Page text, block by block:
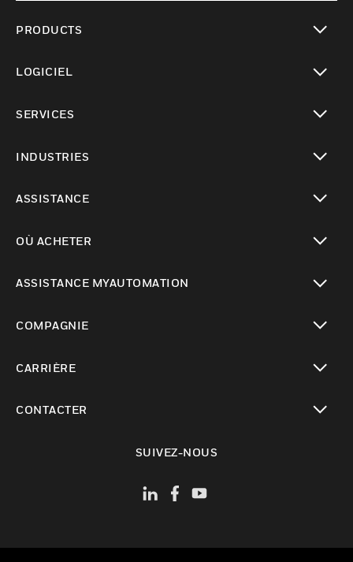
PRODUCTS
LOGICIEL
SERVICES
INDUSTRIES
ASSISTANCE
OÙ ACHETER
ASSISTANCE MYAUTOMATION
COMPAGNIE
CARRIÈRE
CONTACTER
SUIVEZ-NOUS